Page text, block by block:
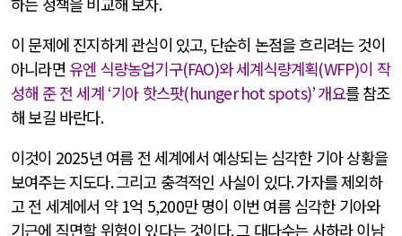
이 문제에 진지하게 관심이 있고, 단순히 논점을 흐리려는 것이
아니라면 유엔 식량농업기구(FAO)와 세계식량계획(WFP)이 작
성해 준 전 세계 ‘기아 핫스팟(hunger hot spots)’개요를 참조
해 보길 바란다.
이것이 2025년 여름 전 세계에서 예상되는 심각한 기아 상황을
보여주는 지도다.그리고 충격적인 사실이 있다.가자를 제외하
고 전 세계에서 약 1억 5,200만 명이 이번 여름 심각한 기아와
기근에 직면할 위험이 있다는 것이다.그 대다수는 사하라 이남